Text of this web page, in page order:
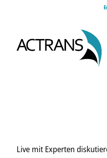
Live mit Experten